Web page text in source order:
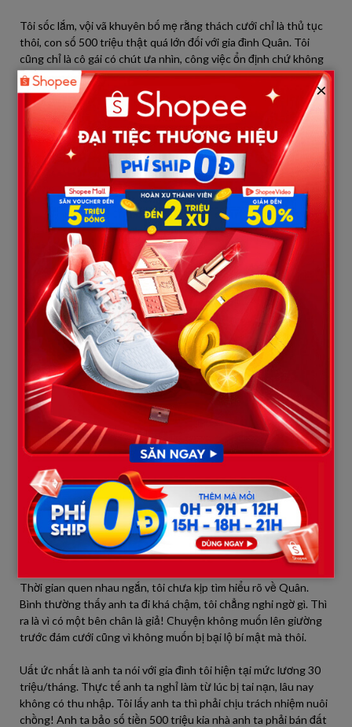
Tôi sốc lắm, vội vã khuyên bố mẹ rằng thách cưới chỉ là thủ tục
thôi, con số 500 triệu thật quá lớn đối với gia đình Quân. Tôi
cũng chỉ là cô gái có chút ưa nhìn, công việc ổn định chứ không
phải hoa khôi hoa hậu gì cả.
Song bố mẹ tôi không nghe. Ông bà bảo bao công sinh thành
nuôi dạy tôi nên người, bây giờ thành người nhà Quân, số tiền
500 triệu vẫn là ít. Tôi chán nản và đau khổ nghĩ ông bà muốn
bán con hay sao?
Trong lòng tôi đã chắc chắn gia đình Quân sẽ phủi tay quay lưng
tuyên bố hủy hôn vì điều kiện quá vô lý này. Ấy thế mà chỉ sau vài
phút suy nghĩ thì bố mẹ Quân và anh đã lập tức đồng ý.
Điều đó chỉ có thể nói rằng Quân rất yêu tôi như những gì anh
vẫn thủ thỉ thổ lộ. Mọi chuyện thống nhất xong, đám cưới được
tổ chức vô cùng suôn sẻ, ai cũng vui vẻ vì được lòng mình.
Đêm tân hôn là đêm đầu tiên của tôi và chồng. Thời gian quen
nhau ngắn, anh bảo muốn giữ đến thời khắc thiêng liêng đêm
tân hôn nên không hề đòi hỏi tôi trước đó. Từ phòng tắm bước
ra, tôi hồi hộp lắm. Chồng thì đã nằm đắp chăn trên giường chờ
vợ.
Tôi ngượng ngùng bước lại giường. Anh nhìn tôi mỉm cười. Rồi
tôi nhẹ nhàng vén chăn định nằm vào với anh. Nhưng vừa lật
chăn, tôi chết sững nhìn cảnh tượng bên dưới. Chồng tôi phơi
bày thân hình trần trụi, một bên chân của anh là chân giả!
Thấy tôi đờ người hóa đá, chồng cười giải thích 2 năm trước đi
làm xa anh bị tai nạn. Từ ấy mất anh ta sức lao động, nghỉ ở nhà
không làm được việc gì. Tôi trân trối nhìn Quân. Hóa ra tất cả là
một cú lừa!
Thời gian quen nhau ngắn, tôi chưa kịp tìm hiểu rõ về Quân.
Bình thường thấy anh ta đi khá chậm, tôi chẳng nghi ngờ gì. Thì
ra là vì có một bên chân là giả! Chuyện không muốn lên giường
trước đám cưới cũng vì không muốn bị bại lộ bí mật mà thôi.
Uất ức nhất là anh ta nói với gia đình tôi hiện tại mức lương 30
triệu/tháng. Thực tế anh ta nghỉ làm từ lúc bị tai nạn, lâu nay
không có thu nhập. Tôi lấy anh ta thì phải chịu trách nhiệm nuôi
chồng! Anh ta bảo số tiền 500 triệu kia nhà anh ta phải bán đất
×